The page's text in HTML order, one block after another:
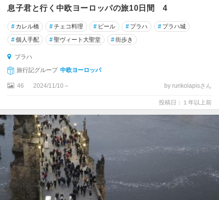
息子君と行く中欧ヨーロッパの旅10日間 4
# カレル橋 #チェコ料理 # ビール # プラハ # プラハ城
#個人手配 #聖ヴィート大聖堂 #街歩き
プラハ
旅行記グループ 中欧ヨーロッパ
46 2024/11/10～ by rurikolapisさん
投稿日：１年以上前